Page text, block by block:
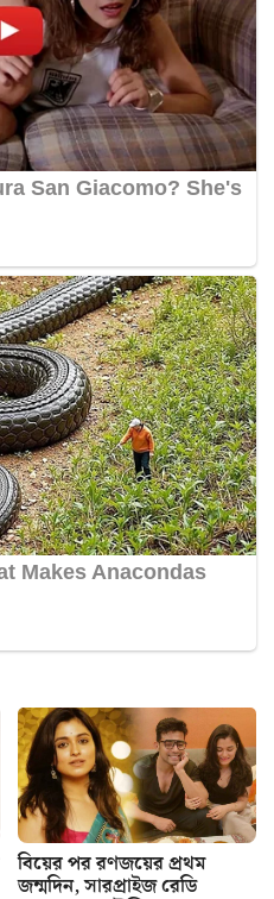
বিয়ের পর রণজয়ের প্রথম
জন্মদিন, সারপ্রাইজ রেডি